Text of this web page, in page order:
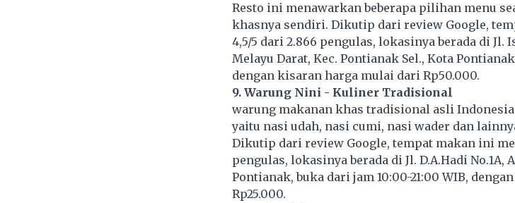
Resto ini menawarkan beberapa pilihan menu
khasnya sendiri. Dikutip dari review Google,
4,5/5 dari 2.866 pengulas, lokasinya berada di Jl.
Melayu Darat, Kec. Pontianak Sel., Kota
dengan kisaran harga mulai dari Rp50.000.
9. Warung Nini - Kuliner Tradisional
warung makanan khas tradisional asli
yaitu nasi udah, nasi cumi, nasi wader dan
Dikutip dari review Google, tempat makan ini
pengulas, lokasinya berada di Jl. D.A.Hadi No.1A,
Pontianak, buka dari jam 10:00-21:00 WIB,
Rp25.000.